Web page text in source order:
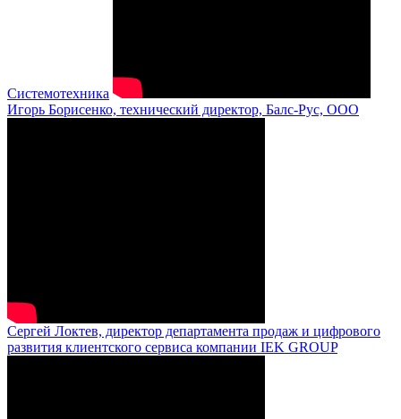
Системотехника
Игорь Борисенко, технический директор, Балс-Рус, ООО
Сергей Локтев, директор департамента продаж и цифрового
развития клиентского сервиса компании IEK GROUP